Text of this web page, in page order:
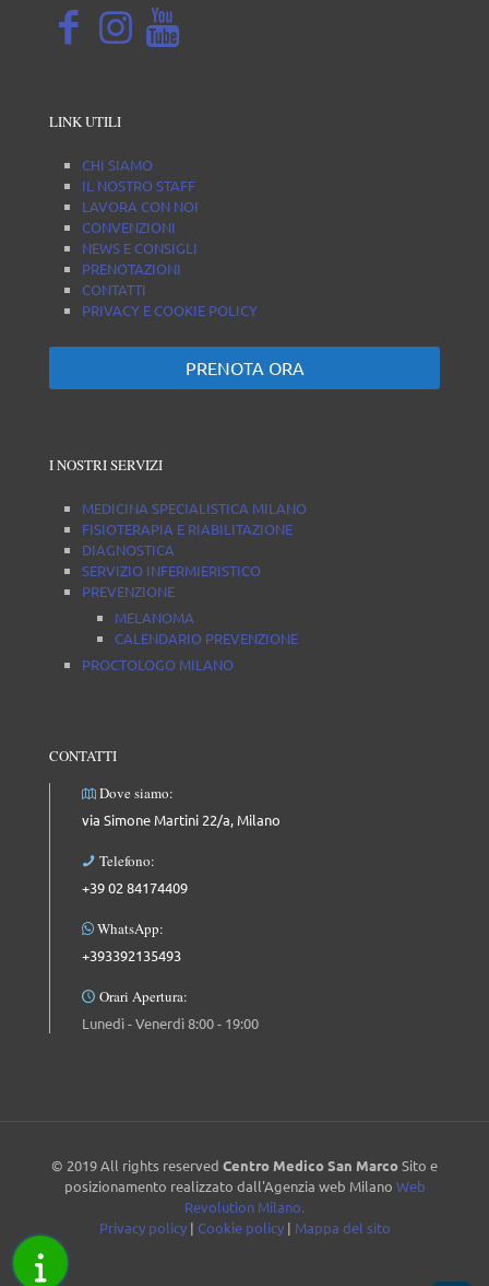
LINK UTILI
CHI SIAMO
IL NOSTRO STAFF
LAVORA CON NOI
CONVENZIONI
NEWS E CONSIGLI
PRENOTAZIONI
CONTATTI
PRIVACY E COOKIE POLICY
PRENOTA ORA
I NOSTRI SERVIZI
MEDICINA SPECIALISTICA MILANO
FISIOTERAPIA E RIABILITAZIONE
DIAGNOSTICA
SERVIZIO INFERMIERISTICO
PREVENZIONE
MELANOMA
CALENDARIO PREVENZIONE
PROCTOLOGO MILANO
CONTATTI
Dove siamo:
via Simone Martini 22/a, Milano
Telefono:
+39 02 84174409
WhatsApp:
+393392135493
Orari Apertura:
Lunedì - Venerdì 8:00 - 19:00
© 2019 All rights reserved Centro Medico San MarcoSito e
posizionamento realizzato dall'Agenzia web Milano Web
Revolution Milano.
Privacy policy| Cookie policy| Mappa del sito